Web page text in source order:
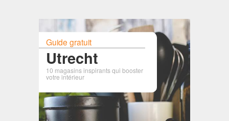
Guide gratuit
Utrecht
10 magasins inspirants qui booster
votre intérieur